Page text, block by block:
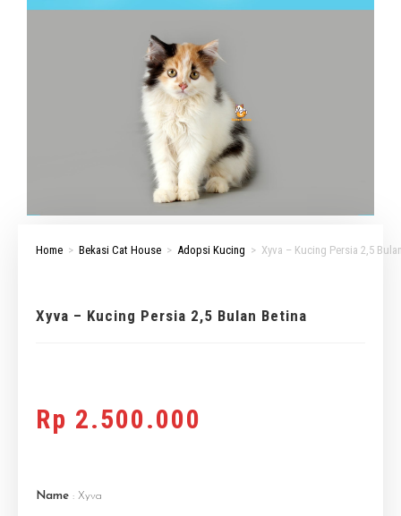
Home > Bekasi Cat House > Adopsi Kucing > Xyva – Kucing Persia 2,5
Xyva – Kucing Persia 2,5 Bulan Betina
Rp 2.500.000
Name : Xyva